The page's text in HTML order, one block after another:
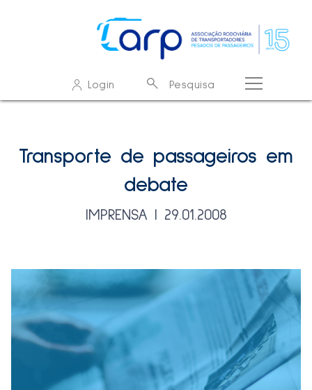
Login Pesquisa
Transporte de passageiros em
debate
IMPRENSA | 29.01.2008
O que procura?